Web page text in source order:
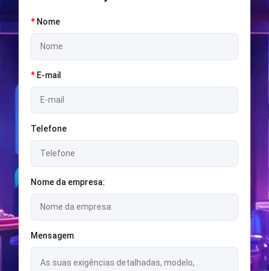
* Nome
* E-mail
Telefone
Nome da empresa:
Mensagem